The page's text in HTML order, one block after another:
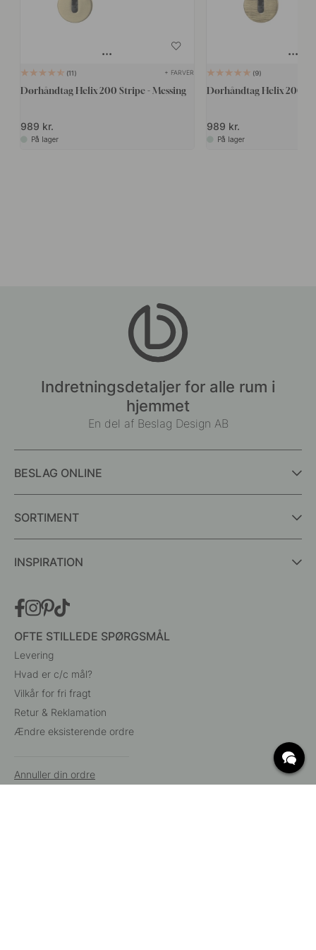
11 + FARVER
Dørhåndtag Helix 200 Stripe - Messing
989 kr.
På lager
9
Dørhåndtag Helix 200 -
989 kr.
På lager
Indretningsdetaljer for alle rum i
hjemmet
En del af Beslag Design AB
BESLAG ONLINE
SORTIMENT
INSPIRATION
OFTE STILLEDE SPØRGSMÅL
Levering
Hvad er c/c mål?
Vilkår for fri fragt
Retur & Reklamation
Ændre eksisterende ordre
Annuller din ordre